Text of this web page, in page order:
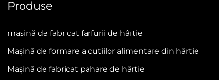
Produse
mașină de fabricat farfurii de hârtie
Mașină de formare a cutiilor alimentare din hârtie
Mașină de fabricat pahare de hârtie